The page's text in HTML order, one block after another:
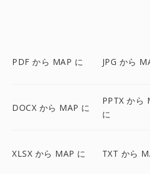
PDF から MAP に JPG から
DOCX から MAP に
PPTX から
に
XLSX から MAP に TXT から